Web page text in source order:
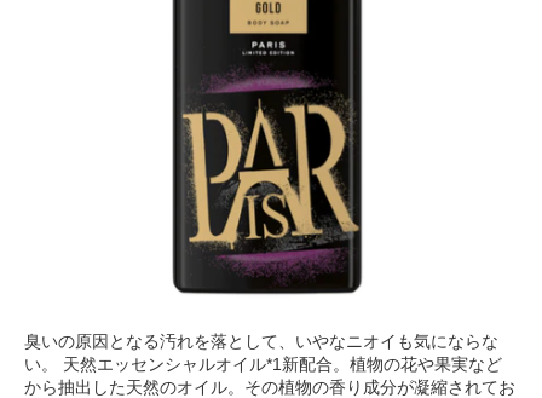
臭いの原因となる汚れを落として、いやなニオイも気にならな
い。 天然エッセンシャルオイル*1新配合。植物の花や果実など
から抽出した天然のオイル。その植物の香り成分が凝縮されてお